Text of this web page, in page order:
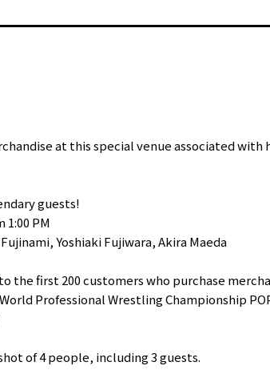
at this special venue associated with
guests!
PM
Yoshiaki Fujiwara, Akira Maeda
the first 200 customers who purchase
Professional Wrestling Championship
of 4 people, including 3 guests.